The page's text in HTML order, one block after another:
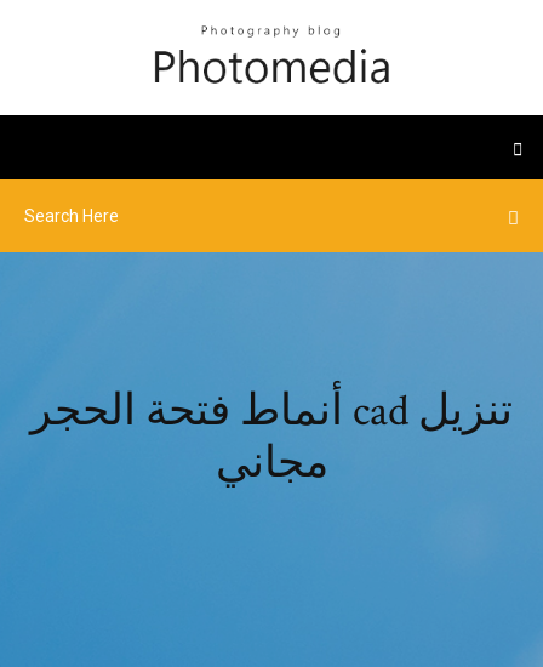
أنماط فتحة الحجر cad تنزيل
مجاني